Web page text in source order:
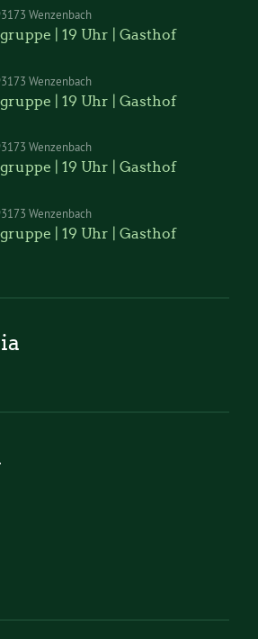
Wenzenbach
| 19 Uhr | Gasthof
Wenzenbach
| 19 Uhr | Gasthof
Wenzenbach
| 19 Uhr | Gasthof
Wenzenbach
| 19 Uhr | Gasthof